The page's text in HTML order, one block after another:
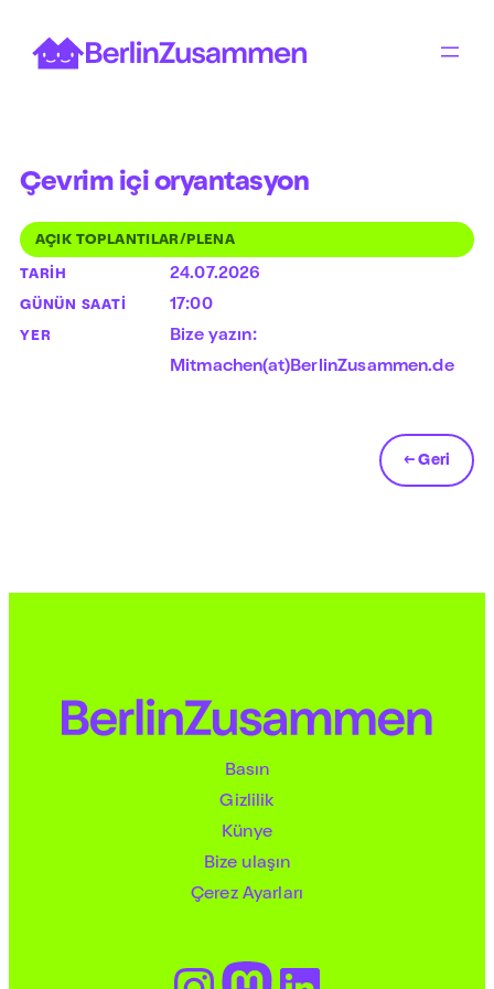
geç
Çevrim içi oryantasyon
AÇIK TOPLANTILAR/PLENA
TARIH
24.07.2026
GÜNÜN SAATI 17:00
YER
Bize yazın:
Mitmachen(at)BerlinZusammen.de
← Geri
Basın
Gizlilik
Künye
Bize ulaşın
Çerez Ayarları